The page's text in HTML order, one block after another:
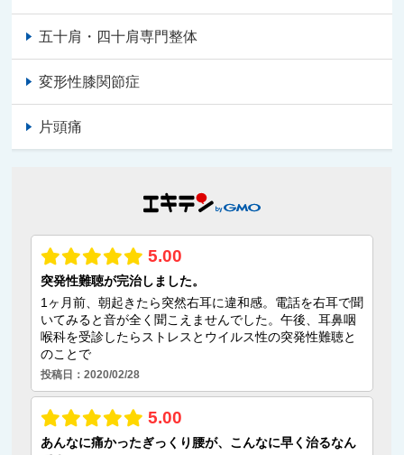
五十肩・四十肩専門整体
変形性膝関節症
片頭痛